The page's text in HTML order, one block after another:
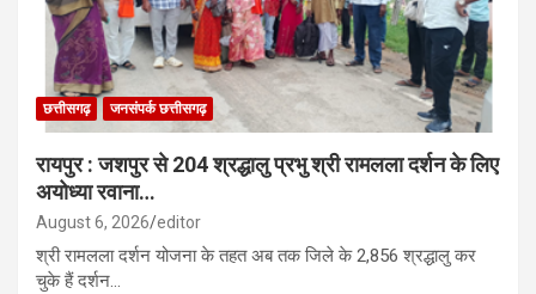
छत्तीसगढ़ जनसंपर्क छत्तीसगढ़
रायपुर : जशपुर से 204 श्रद्धालु प्रभु श्री रामलला दर्शन के लिए
अयोध्या रवाना…
August 6, 2026 editor
श्री रामलला दर्शन योजना के तहत अब तक जिले के 2,856 श्रद्धालु कर
चुके हैं दर्शन…